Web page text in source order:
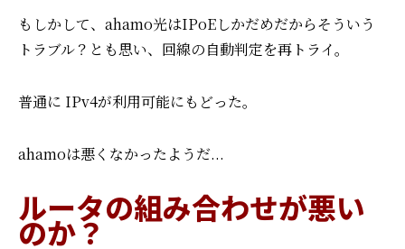
もしかして、ahamo光はIPoEしかだめだからそういう
トラブル？ とも思い、回線の自動判定を再トライ。
普通に IPv4が利用可能にもどった。
ahamoは悪くなかったようだ...
ルータの組み合わせが悪い
のか？